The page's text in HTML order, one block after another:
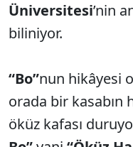
Üniversitesi’nin
biliniyor.
“Bo”nun hikâyesi
orada bir kasabın
öküz kafası